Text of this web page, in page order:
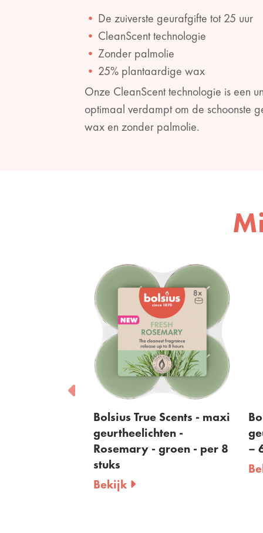
De zuiverste geurafgifte tot 25 uur
CleanScent technologie
Zonder palmolie
25% plantaardige wax
Onze CleanScent technologie is een
optimaal verdampt om de schoonste
wax en zonder palmolie.
Bolsius True Scents - maxi
geurtheelichten -
Rosemary - groen - per 8
stuks
Bekijk
–